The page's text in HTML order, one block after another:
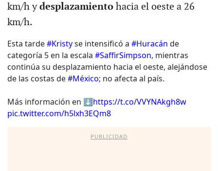
km/h ydesplazamiento hacia el oeste a 26
km/h.
Esta tarde#Kristyse intensificó a #Huracán de
categoría 5 en la escala #SaffirSimpson, mientras
continúa su desplazamiento hacia el oeste, alejándose
de las costas de#México; no afecta al país.
Más información en ⬇️https://t.co/VVYNAkgh8w
pic.twitter.com/h5lxh3EQm8
PUBLICIDAD